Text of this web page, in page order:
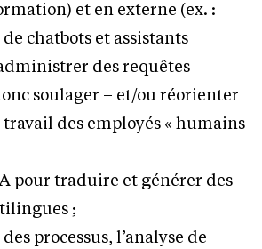
et en externe (ex. :
chatbots et assistants
des requêtes
soulager – et/ou réorienter
travail des employés « humains
pour traduire et générer des
;
processus, l’analyse de